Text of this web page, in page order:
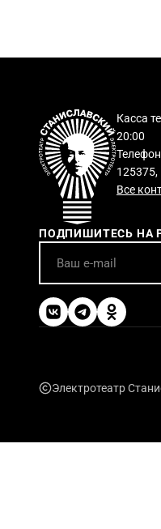
Касса
20:00
125375,
Все
ПОДПИШИТЕСЬ НА
Электротеатр